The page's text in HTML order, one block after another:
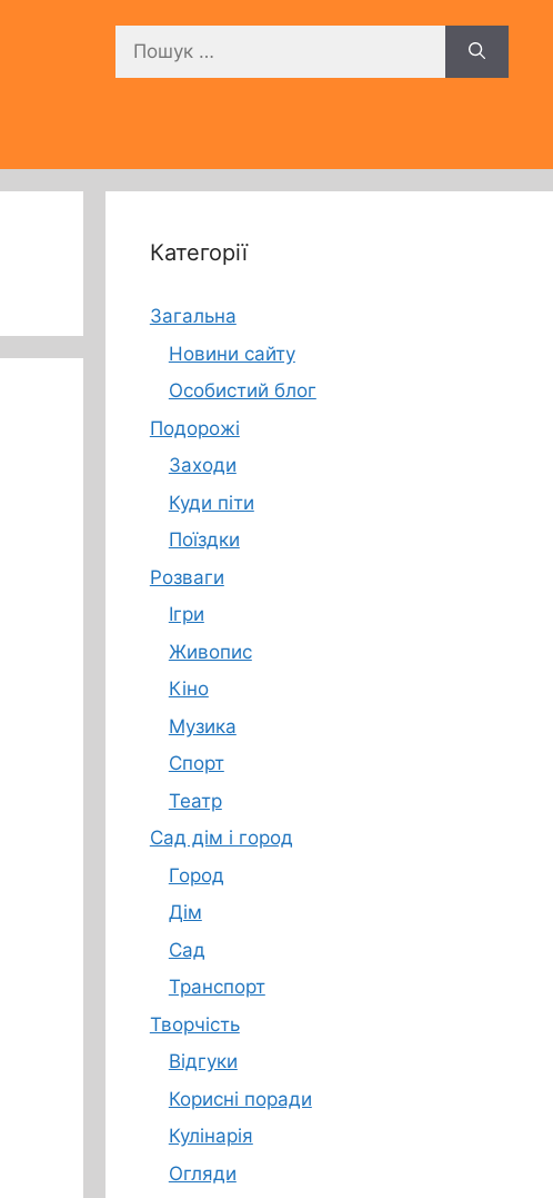
Категорії
Загальна
Новини сайту
Особистий блог
Подорожі
Заходи
Куди піти
Поїздки
Розваги
Ігри
Живопис
Кіно
Музика
Спорт
Театр
Сад дім і город
Город
Дім
Сад
Транспорт
Творчість
Відгуки
Корисні поради
Кулінарія
Огляди